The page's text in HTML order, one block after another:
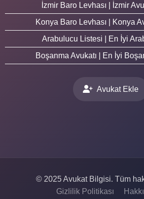
İzmir Baro Levhası | İzmir
Konya Baro Levhası | Konya
Arabulucu Listesi | En İyi
Boşanma Avukatı | En İyi
Avukat Ekle
© 2025 Avukat Bilgisi. Tüm
Gizlilik Politikası